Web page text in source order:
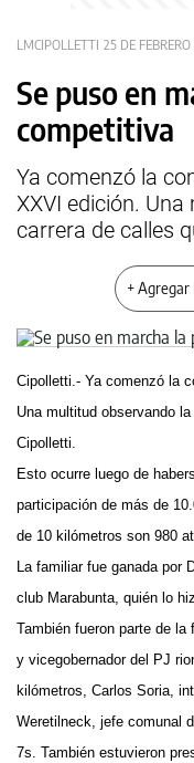
LMCIPOLLETTI 25 DE
Se puso en
competitiva
Ya comenzó la
XXVI edición.
carrera de calles
+
Cipolletti.- Ya comenzó la
Una multitud observando
Cipolletti.
Esto ocurre luego de
participación de más de
de 10 kilómetros son 980
La familiar fue ganada por
club Marabunta, quién lo
También fueron parte de
y vicegobernador del PJ
kilómetros, Carlos Soria,
Weretilneck, jefe comunal
7s. También estuvieron